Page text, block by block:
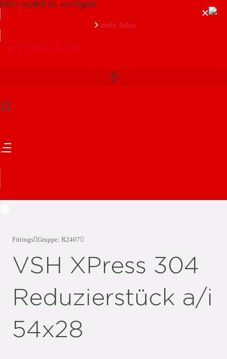
NEU: myIPS ist verfügbar
mehr Infos
Produkte
Fittings Gruppe: R2407
VSH XPress 304
Reduzierstück a/i
54x28